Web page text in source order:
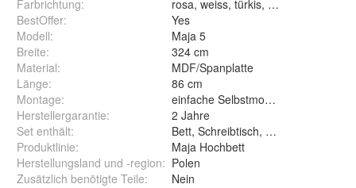
Farbrichtung:
rosa, weiss, türkis, schwarz
BestOffer:
Yes
Modell:
Maja 5
Breite:
324 cm
Material:
MDF/Spanplatte
Länge:
86 cm
Montage:
einfache Selbstmontage mit
Herstellergarantie:
2 Jahre
Set enthält:
Bett, Schreibtisch, Kleiderschrank
Produktlinie:
Maja Hochbett
Herstellungsland und -region: Polen
Zusätzlich benötigte Teile: Nein